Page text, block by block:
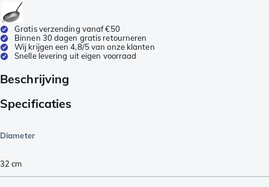
Gratis verzending vanaf €50
Binnen 30 dagen gratis retourneren
Wij krijgen een 4,8/5 van onze klanten
Snelle levering uit eigen voorraad
Beschrijving
Specificaties
Diameter
32 cm